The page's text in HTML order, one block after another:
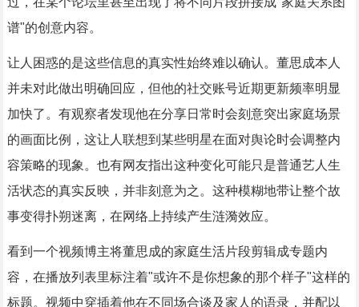
谱"的创意内容。
让人困惑的是这些信息的真实性始终难以确认。董思成本人
并未对此做出明确回应，但他的社交账号近期更新频率明显
加快了。有观察者发现他在分享日常时会刻意突出家庭场景
的画面比例，这让人联想到某些明星在面对舆论时会调整内
容策略的现象。也有网友指出这种变化可能只是普通艺人生
活状态的真实反映，并非刻意为之。这种模糊地带让整个故
事变得扑朔迷离，在网络上持续产生涟漪效应。
看到一个视频博主将董思成的家庭生活片段剪辑成专题内
容，在播放列表里标注着"或许不是你想象的那个样子"这样的
标题。视频中穿插着他在不同场合谈及家人的语录，并配以